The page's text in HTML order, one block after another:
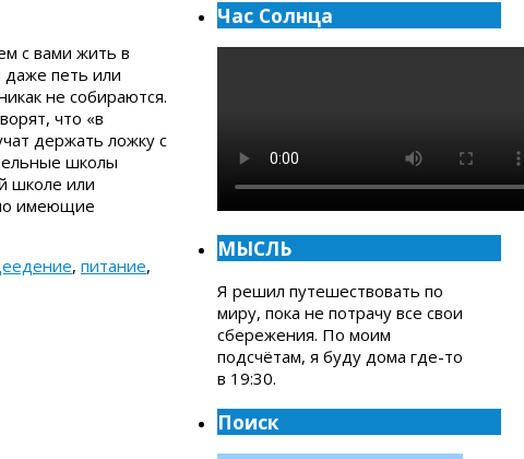
с вами жить в
даже петь или
не собираются.
что «в
держать ложку с
школы
школе или
имеющие
, питание,
Час Солнца
МЫСЛЬ
Я решил путешествовать по
миру, пока не потрачу все свои
сбережения. По моим
подсчётам, я буду дома где-то
в 19:30.
Поиск